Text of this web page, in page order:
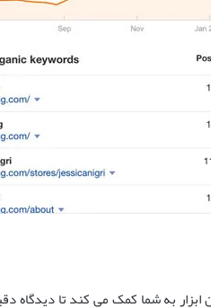
ابزار به شما کمک می کند تا دیدگاه